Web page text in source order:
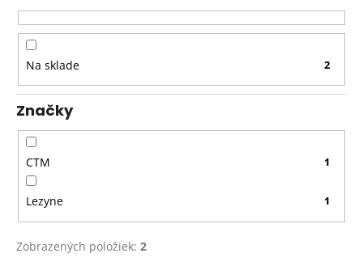
r
o
d
u
k
t
o
v
Na sklade 2
Značky
CTM 1
Lezyne 1
Zobrazených položiek: 2